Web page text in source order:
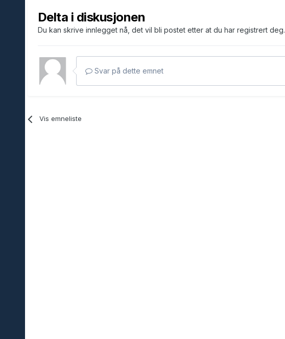
Delta i diskusjonen
Du kan skrive innlegget nå, det vil bli postet etter at du har registrert deg.
Svar på dette emnet
Vis emneliste